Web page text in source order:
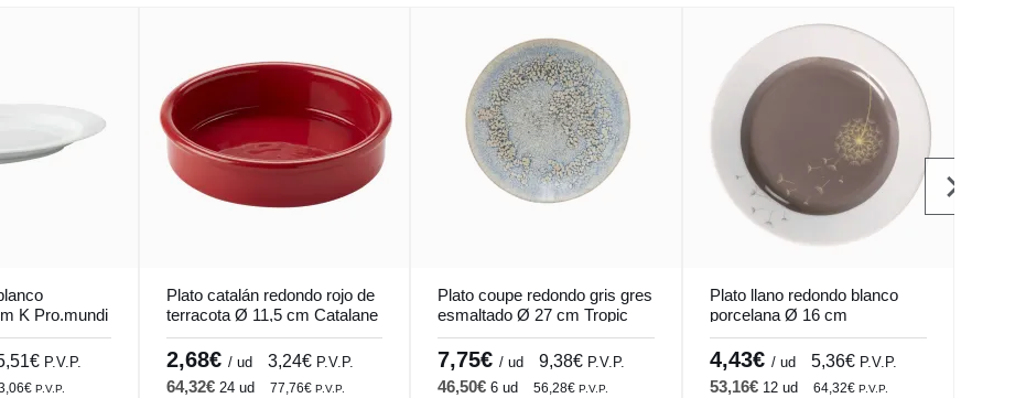
K Pro.mundi
P.V.P.
P.V.P.
Plato catalán redondo rojo de
terracota Ø 11,5 cm Catalane
Pro.mundi
2,68€ / ud 3,24€ P.V.P.
64,32€ 24 ud 77,76€ P.V.P.
Plato coupe redondo gris gres
esmaltado Ø 27 cm Tropic
Accolade
7,75€/ ud 9,38€ P.V.P.
46,50€6 ud 56,28€P.V.P.
Plato llano redondo blanco
porcelana Ø 16 cm
Intemporel Pro.mundi
4,43€/ ud 5,36€ P.V.P.
53,16€ 12 ud 64,32€P.V.P.